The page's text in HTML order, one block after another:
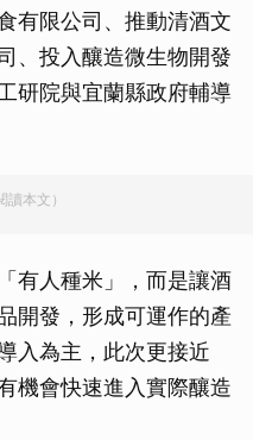
有限公司、推動清酒文
、投入釀造微生物開發
研院與宜蘭縣政府輔導
本文）
有人種米」，而是讓酒
開發，形成可運作的產
入為主，此次更接近
機會快速進入實際釀造